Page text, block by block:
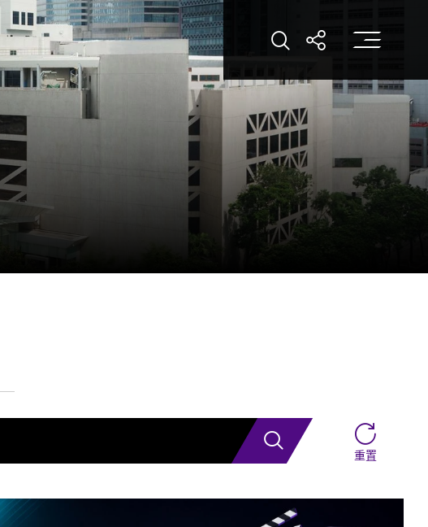
打开搜索打开分享打
搜索
重置